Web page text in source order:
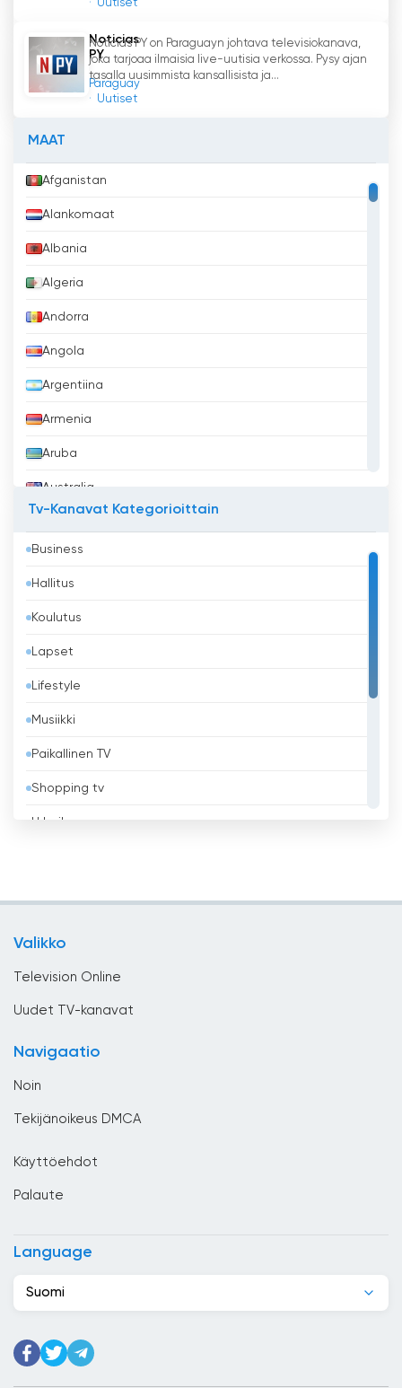
Uutiset
Noticias
PY
Paraguay
Uutiset
Noticias PY on Paraguayn johtava televisiokanava,
joka tarjoaa ilmaisia live-uutisia verkossa. Pysy ajan
tasalla uusimmista kansallisista ja...
MAAT
Afganistan
Alankomaat
Albania
Algeria
Andorra
Angola
Argentiina
Armenia
Aruba
Australia
Bahrain
Bangladesh
Barbados
Belgia
Belize
Benin
Bhutan
Bolivia
El Salvador
Espanja
Georgia
Tv-Kanavat Kategorioittain
Business
Hallitus
Koulutus
Lapset
Lifestyle
Musiikki
Paikallinen TV
Shopping tv
Urheilu
Valikko
Television Online
Uudet TV-kanavat
Navigaatio
Noin
Tekijänoikeus DMCA
Käyttöehdot
Palaute
Language
Suomi